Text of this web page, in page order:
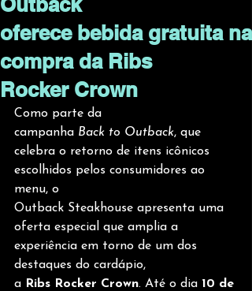
oferece bebida gratuita na
compra da Ribs
Rocker Crown
Como parte da
campanha Back to Outback, que
celebra o retorno de itens icônicos
escolhidos pelos consumidores ao
menu, o
Outback Steakhouse apresenta uma
oferta especial que amplia a
experiência em torno de um dos
destaques do cardápio,
a Ribs Rocker Crown. Até o dia 10 de